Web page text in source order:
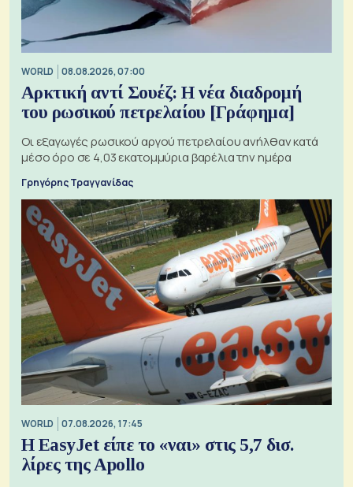
WORLD 08.08.2026, 07:00
Αρκτική αντί Σουέζ: Η νέα διαδρομή
του ρωσικού πετρελαίου [Γράφημα]
Οι εξαγωγές ρωσικού αργού πετρελαίου ανήλθαν κατά
μέσο όρο σε 4,03 εκατομμύρια βαρέλια την ημέρα
Γρηγόρης Τραγγανίδας
WORLD 07.08.2026, 17:45
Η EasyJet είπε το «ναι» στις 5,7 δισ.
λίρες της Apollo